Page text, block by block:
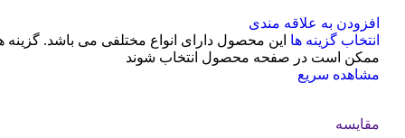
افزودن به علاقه مندی
انتخاب گزینه ها این محصول دارای انواع مختلفی می باشد. گزینه
ممکن است در صفحه محصول انتخاب شوند
مشاهده سریع
مقایسه